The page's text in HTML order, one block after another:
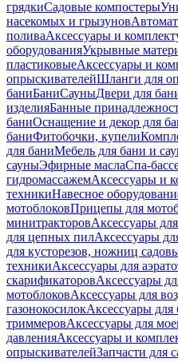
грядкиСадовые компостеры
насекомых и грызунов
поливаАксессуары и
оборудованияУкрывные
пластиковыеАксессуары и
опрыскивателейШланги для
баниБаниСауныДвери для
изделияБанные
баниОснащение и декор для
баниФитобочки, купели
для баниМебель для бани и
сауныЭфирные маслаСпа-
гидромассажемАксессуары и
техникиНавесное
мотоблоковПрицепы для
минитракторовАксессуары
для цепных пилАксессуары
для кусторезов, ножниц
техникиАксессуары для
скарификаторовАксессуары
мотоблоковАксессуары для
газонокосилокАксессуары для
триммеровАксессуары для
давленияАксессуары и
опрыскивателейЗапчасти для